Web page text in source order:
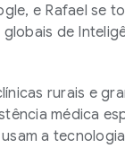
e Rafael se
de
rurais e
médica
a